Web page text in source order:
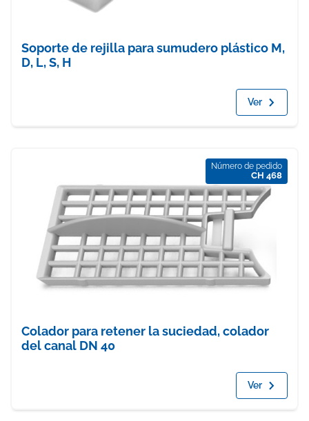
Soporte de rejilla para sumudero plástico M,
D, L, S, H
Ver
Número de pedido
CH 468
Colador para retener la suciedad, colador
del canal DN 40
Ver